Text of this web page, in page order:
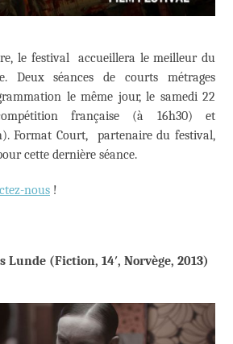
le festival accueillera le meilleur du
Deux séances de courts métrages
le même jour, le samedi 22
française (à 16h30) et
Format Court, partenaire du festival,
cette dernière séance.
nous !
Lunde (Fiction, 14′, Norvège, 2013)